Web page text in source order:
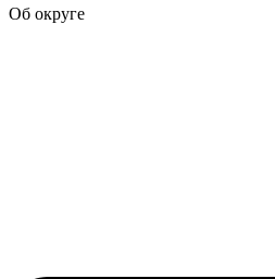
Об округе